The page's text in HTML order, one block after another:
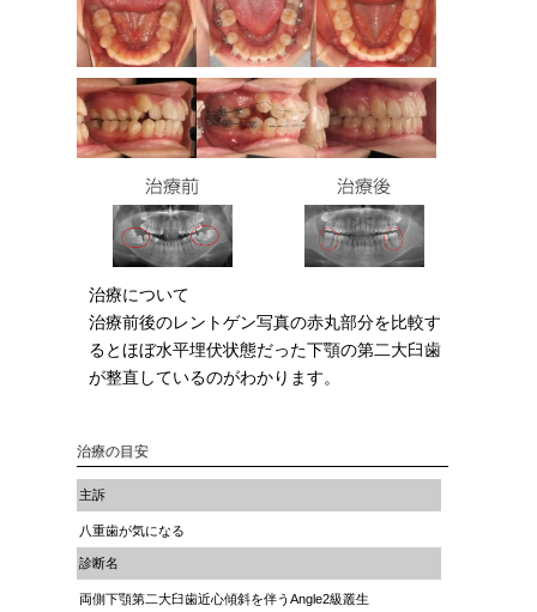
治療について
治療前後のレントゲン写真の赤丸部分を比較す
るとほぼ水平埋伏状態だった下顎の第二大臼歯
が整直しているのがわかります。
治療の目安
主訴
八重歯が気になる
診断名
両側下顎第二大臼歯近心傾斜を伴うAngle2級叢生